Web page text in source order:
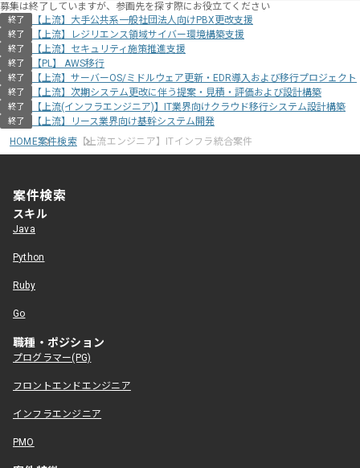
募集は終了していますが、参画先を探す際にお役立てください
終了 【上流】大手公共系一般社団法人向けPBX更改支援
終了 【上流】レジリエンス領域サイバー環境構築支援
終了 【上流】セキュリティ施策推進支援
終了 【PL】 AWS移行
終了 【上流】サーバーOS/ミドルウェア更新・EDR導入および移行プロジェクト
終了 【上流】次期システム更改に伴う提案・見積・評価および設計構築
終了 【上流(インフラエンジニア)】IT業界向けクラウド移行システム設計構築
終了
【上流】リース業界向け基幹システム開発
HOME案件検索【上流エンジニア】ITインフラ統合案件
案件検索
スキル
Java
Python
Ruby
Go
職種・ポジション
プログラマー(PG)
フロントエンドエンジニア
インフラエンジニア
PMO